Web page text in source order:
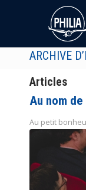
ARCHIVE
Articles
Au nom
Au petit